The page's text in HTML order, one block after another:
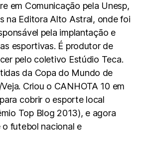
em Comunicação pela Unesp,
na Editora Alto Astral, onde foi
pela implantação e
esportivas. É produtor de
pelo coletivo Estúdio Teca.
da Copa do Mundo de
Criou o CANHOTA 10 em
cobrir o esporte local
Top Blog 2013), e agora
o futebol nacional e